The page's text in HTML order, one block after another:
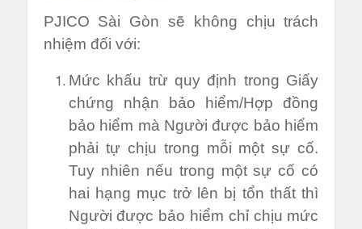
PJICO Sài Gòn sẽ không chịu trách
nhiệm đối với:
Mức khấu trừ quy định trong Giấy
chứng nhận bảo hiểm/Hợp đồng
bảo hiểm mà Người được bảo hiểm
phải tự chịu trong mỗi một sự cố.
Tuy nhiên nếu trong một sự cố có
hai hạng mục trở lên bị tổn thất thì
Người được bảo hiểm chỉ chịu mức